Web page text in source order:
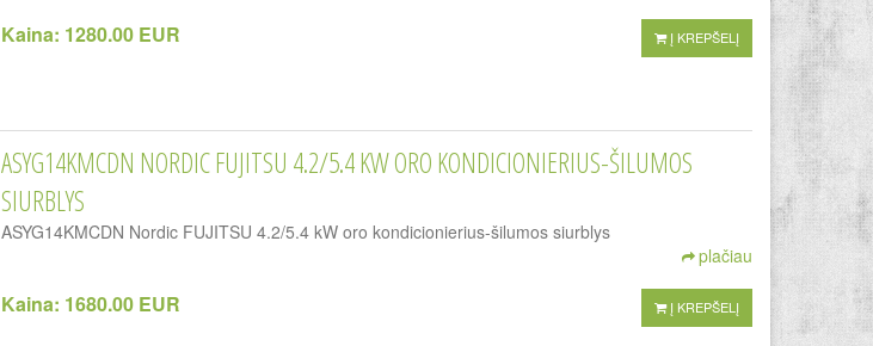
Kaina: 1280.00 EUR Į KREPŠELĮ
ASYG14KMCDN NORDIC FUJITSU 4.2/5.4 KW ORO KONDICIONIERIUS-ŠILUMOS
SIURBLYS
ASYG14KMCDN Nordic FUJITSU 4.2/5.4 kW oro kondicionierius-šilumos siurblys
plačiau
Kaina: 1680.00 EUR Į KREPŠELĮ